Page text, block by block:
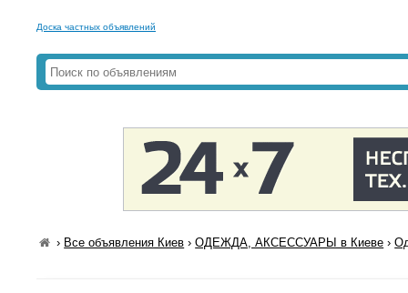
Доска частных объявлений
› Все объявления Киев ›ОДЕЖДА, АКСЕССУАРЫ в Киеве ›